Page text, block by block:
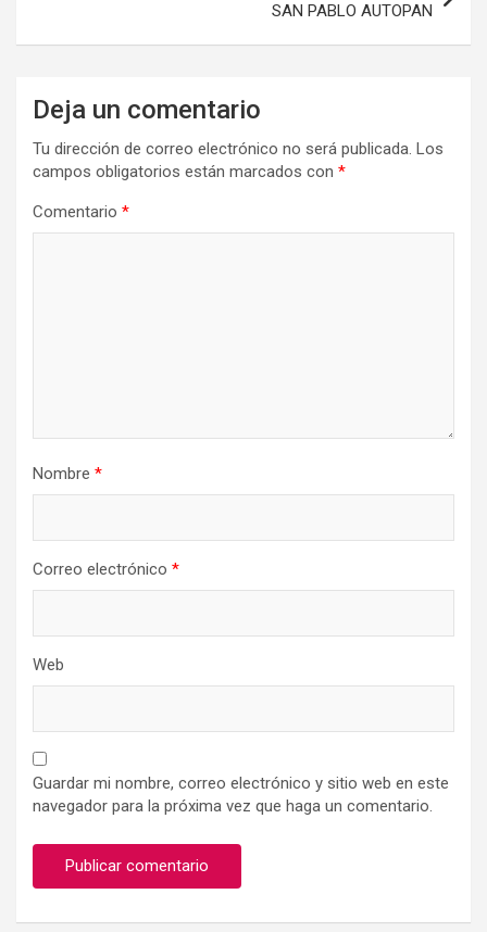
SAN PABLO AUTOPAN
Deja un comentario
Tu dirección de correo electrónico no será publicada. Los
campos obligatorios están marcados con *
Comentario *
Nombre *
Correo electrónico *
Web
Guardar mi nombre, correo electrónico y sitio web en este
navegador para la próxima vez que haga un comentario.